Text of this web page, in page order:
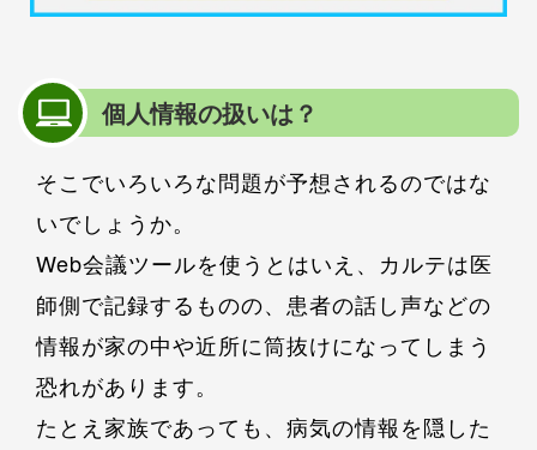
個人情報の扱いは？
そこでいろいろな問題が予想されるのではな
いでしょうか。
Web会議ツールを使うとはいえ、カルテは医
師側で記録するものの、患者の話し声などの
情報が家の中や近所に筒抜けになってしまう
恐れがあります。
たとえ家族であっても、病気の情報を隠した